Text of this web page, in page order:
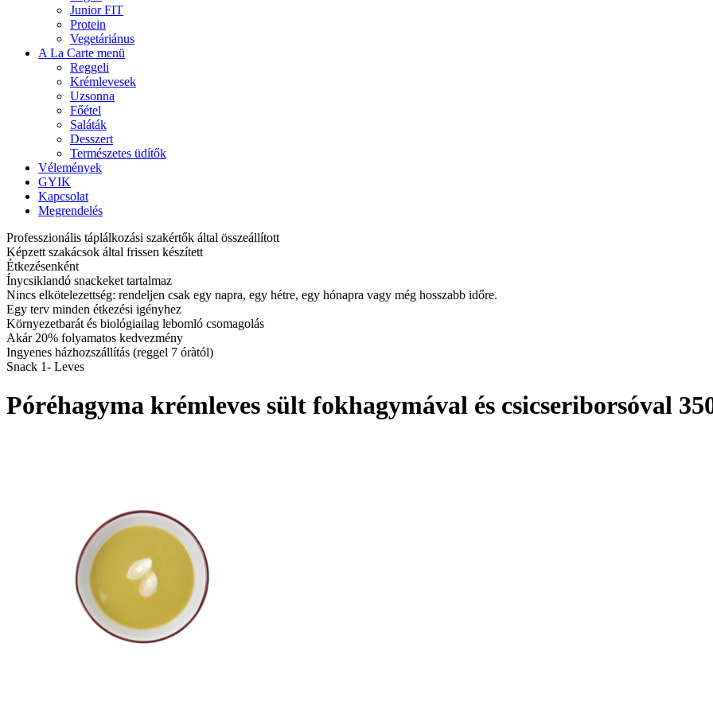
Junior FIT
Protein
Vegetáriánus
A La Carte menü
Reggeli
Krémlevesek
Uzsonna
Főétel
Saláták
Desszert
Természetes üdítők
Vélemények
GYIK
Kapcsolat
Megrendelés
Professzionális táplálkozási szakértők által összeállított
Képzett szakácsok által frissen készített
Étkezésenként
Ínycsiklandó snackeket tartalmaz
Nincs elkötelezettség: rendeljen csak egy napra, egy hétre, egy hónapra vagy még hosszabb időre.
Egy terv minden étkezési igényhez
Környezetbarát és biológiailag lebomló csomagolás
Akár 20% folyamatos kedvezmény
Ingyenes házhozszállítás (reggel 7 óràtól)
Snack 1- Leves
Póréhagyma krémleves sült fokhagymával és csicseriborsóval